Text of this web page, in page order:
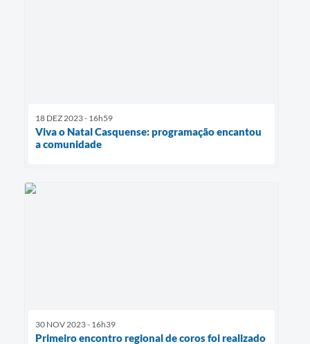
18 DEZ 2023 - 16h59
Viva o Natal Casquense: programação encantou
a comunidade
30 NOV 2023 - 16h39
Primeiro encontro regional de coros foi realizado